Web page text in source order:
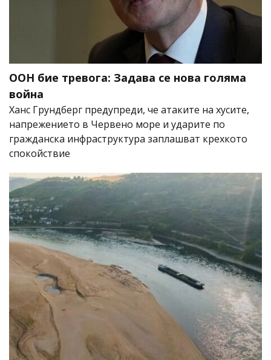
ООН бие тревога: Задава се нова голяма
война
Ханс Грундберг предупреди, че атаките на хусите,
напрежението в Червено море и ударите по
гражданска инфраструктура заплашват крехкото
спокойствие